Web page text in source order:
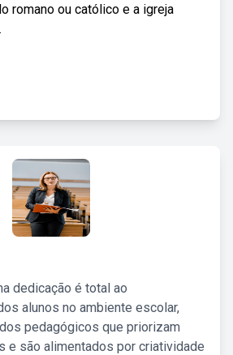
romano ou católico e a igreja
dedicação é total ao
alunos no ambiente escolar,
pedagógicos que priorizam
e são alimentados por criatividade